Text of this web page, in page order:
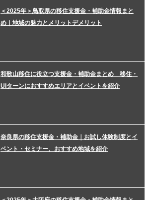
＜2025年＞鳥取県の移住支援金・補助金情報まと
め｜地域の魅力とメリットデメリット
和歌山移住に役立つ支援金・補助金まとめ 移住・
UIターンにおすすめエリアとイベントを紹介
奈良県の移住支援金・補助金｜お試し体験制度とイ
ベント・セミナー、おすすめ地域を紹介